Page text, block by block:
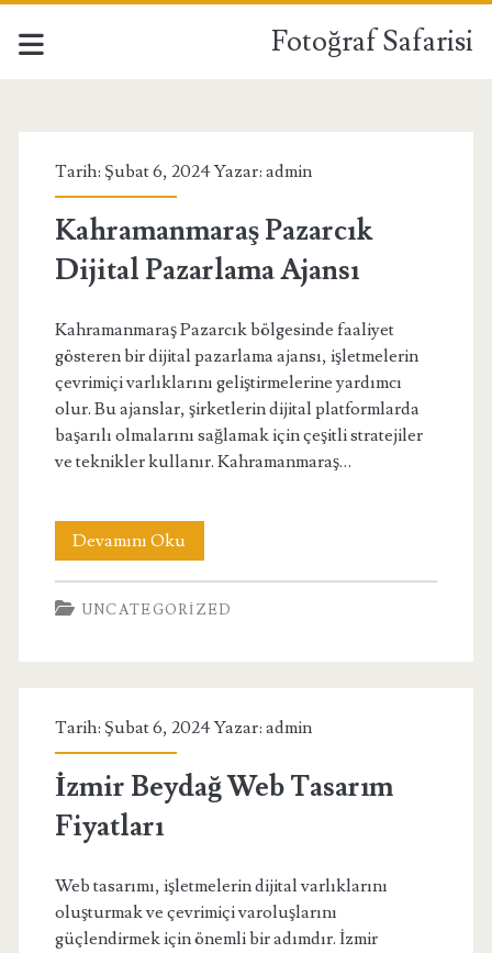
Fotoğraf Safarisi
Safarisi
Yazılar
Tarih: Şubat 6, 2024 Yazar: admin
Kahramanmaraş Pazarcık
Dijital Pazarlama Ajansı
Kahramanmaraş Pazarcık bölgesinde faaliyet
gösteren bir dijital pazarlama ajansı, işletmelerin
çevrimiçi varlıklarını geliştirmelerine yardımcı
olur. Bu ajanslar, şirketlerin dijital platformlarda
başarılı olmalarını sağlamak için çeşitli stratejiler
ve teknikler kullanır. Kahramanmaraş…
Devamını OkuKahramanmaraş
Pazarcık
Dijital
UNCATEGORIZED
Tarih: Şubat 6, 2024 Yazar: admin
İzmir Beydağ Web Tasarım
Fiyatları
Web tasarımı, işletmelerin dijital varlıklarını
oluşturmak ve çevrimiçi varoluşlarını
güçlendirmek için önemli bir adımdır. İzmir